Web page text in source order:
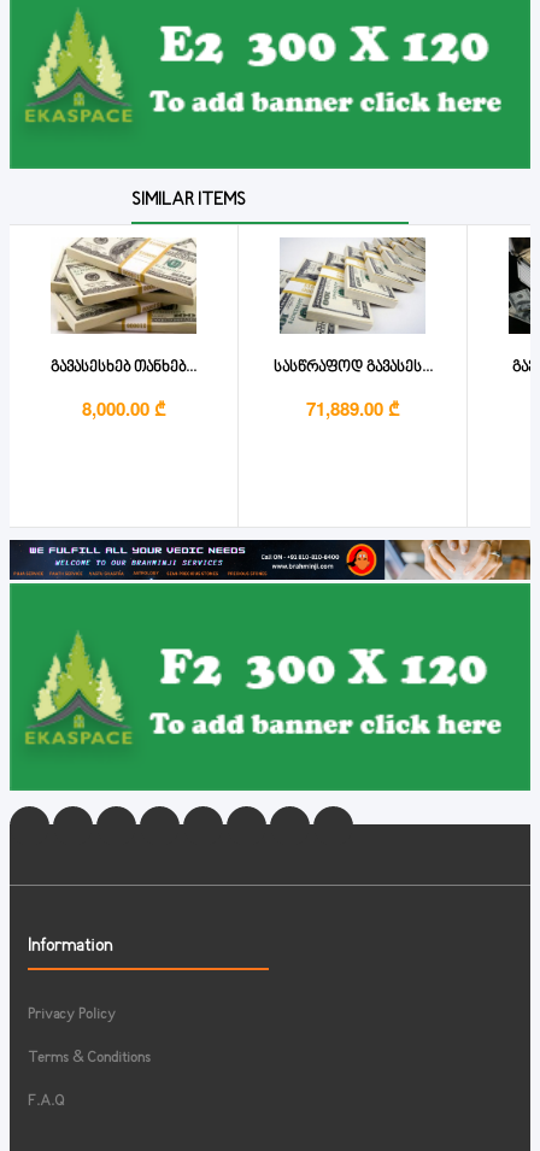
SIMILAR ITEMS
გავასესხებ თანხებ...
8,000.00 ₾
სასწრაფოდ გავასეს...
71,889.00 ₾
Information
Privacy Policy
Terms & Conditions
F.A.Q